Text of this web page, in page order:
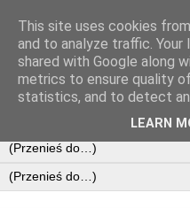
This site uses cookies
and to analyze traffic. Your
shared with Google along
metrics to ensure quality
statistics, and to detect
LEARN